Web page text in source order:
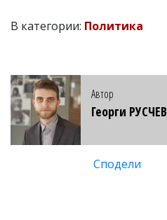
В категории: Политика
Автор
Георги РУСЧЕВ
Сподели